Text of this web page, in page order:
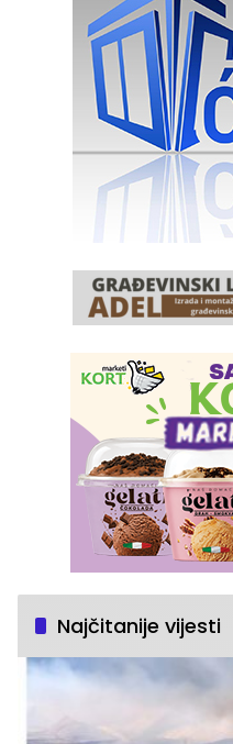
Najčitanije vijesti